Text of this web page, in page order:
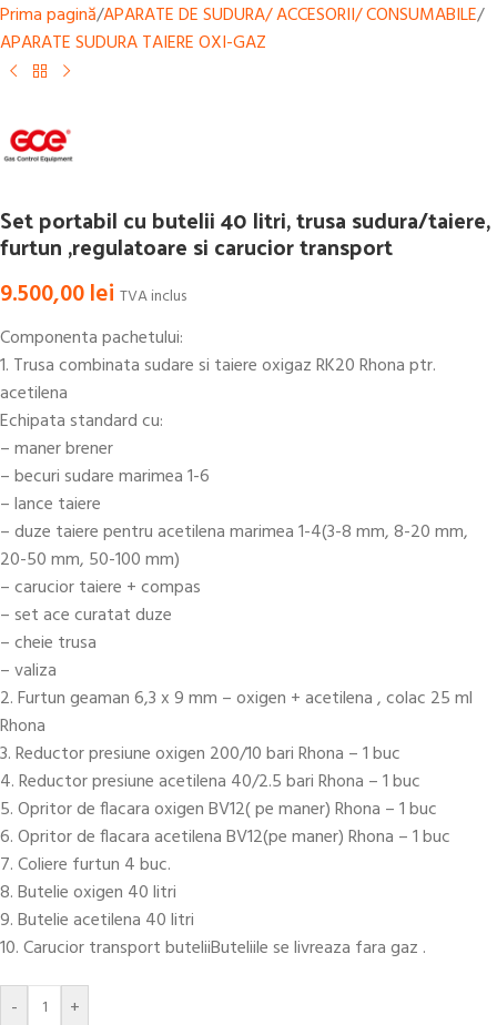
Prima pagină/APARATE DE SUDURA/ ACCESORII/ CONSUMABILE/
APARATE SUDURA TAIERE OXI-GAZ
Set portabil cu butelii 40 litri, trusa sudura/taiere,
furtun ,regulatoare si carucior transport
9.500,00lei TVA inclus
Componenta pachetului:
1. Trusa combinata sudare si taiere oxigaz RK20 Rhona ptr.
acetilena
Echipata standard cu:
– maner brener
– becuri sudare marimea 1-6
– lance taiere
– duze taiere pentru acetilena marimea 1-4(3-8 mm, 8-20 mm,
20-50 mm, 50-100 mm)
– carucior taiere + compas
– set ace curatat duze
– cheie trusa
– valiza
2. Furtun geaman 6,3 x 9 mm – oxigen + acetilena , colac 25 ml
Rhona
3. Reductor presiune oxigen 200/10 bari Rhona – 1 buc
4. Reductor presiune acetilena 40/2.5 bari Rhona – 1 buc
5. Opritor de flacara oxigen BV12( pe maner) Rhona – 1 buc
6. Opritor de flacara acetilena BV12(pe maner) Rhona – 1 buc
7. Coliere furtun 4 buc.
8. Butelie oxigen 40 litri
9. Butelie acetilena 40 litri
10. Carucior transport buteliiButeliile se livreaza fara gaz .
- +